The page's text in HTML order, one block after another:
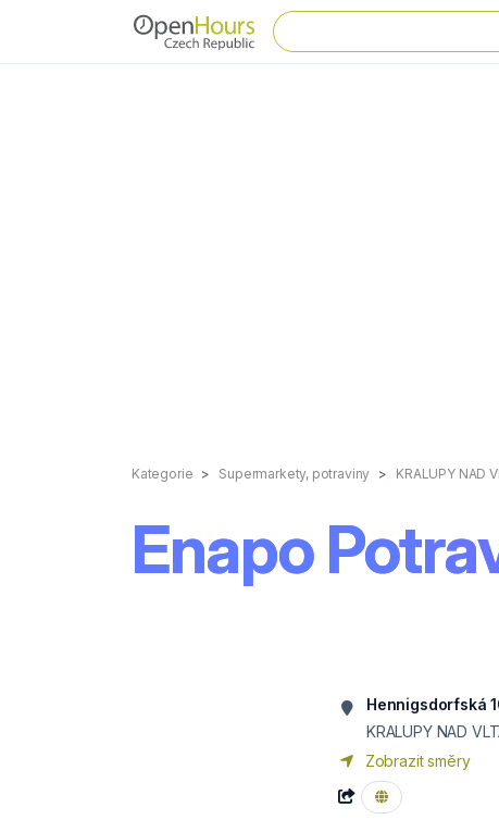
Kategorie Supermarkety, potraviny KRALUPY NAD
Enapo
Hennigsdorfská
KRALUPY NAD
Zobrazit směry